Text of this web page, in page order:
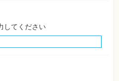
してください